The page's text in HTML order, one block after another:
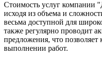
Стоимость услуг
исходя из объема и
весьма доступной для
также регулярно проводит
предложения, что позволяет
выполнении работ.